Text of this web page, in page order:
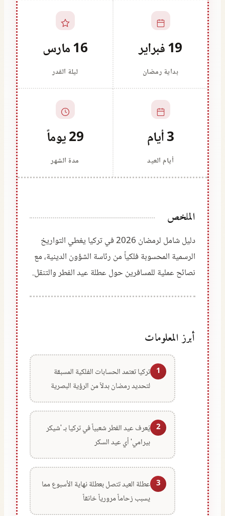
19 فبراير
بداية رمضان
16 مارس
ليلة القدر
3 أيام
أيام العيد
29 يوماً
مدة الشهر
الملخص
دليل شامل لرمضان 2026 في تركيا يغطي التواريخ
الرسمية المحسوبة فلكياً من رئاسة الشؤون الدينية، مع
نصائح عملية للمسافرين حول عطلة عيد الفطر والتنقل.
أبرز المعلومات
1 تركيا تعتمد الحسابات الفلكية المسبقة
لتحديد رمضان بدلاً من الرؤية البصرية
2 يُعرف عيد الفطر شعبياً في تركيا بـ 'شيكر
بيرامي' أي عيد السكر
3 عطلة العيد تتصل بعطلة نهاية الأسبوع مما
يسبب زحاماً مرورياً خانقاً